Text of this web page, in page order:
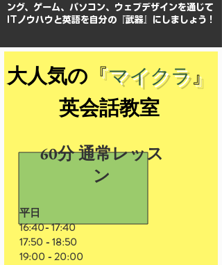
ング、ゲーム、パソコン、ウェブデザインを通じて
ITノウハウと英語を自分の『武器』にしましょう！
大人気の 『マイクラ』
英会話教室
60分通常レッス
ン
​平日
16:40- 17:40
17:50 - 18:50
19:00 - 20:00